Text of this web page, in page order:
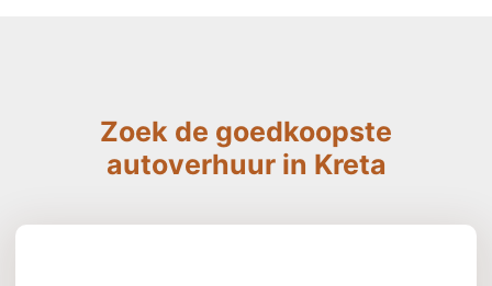
Zoek de goedkoopste
autoverhuur in Kreta